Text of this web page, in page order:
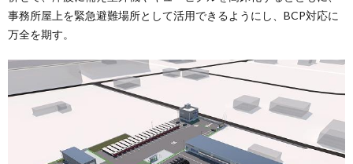
事務所屋上を緊急避難場所として活用できるようにし、BCP対応に
万全を期す。